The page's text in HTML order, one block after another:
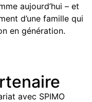
aujourd’hui – et
d’une famille qui
en génération.
avec SPIMO